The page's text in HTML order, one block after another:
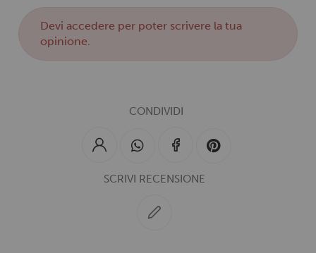
Deviaccedere per poter scrivere la tua
opinione.
CONDIVIDI
SCRIVI RECENSIONE